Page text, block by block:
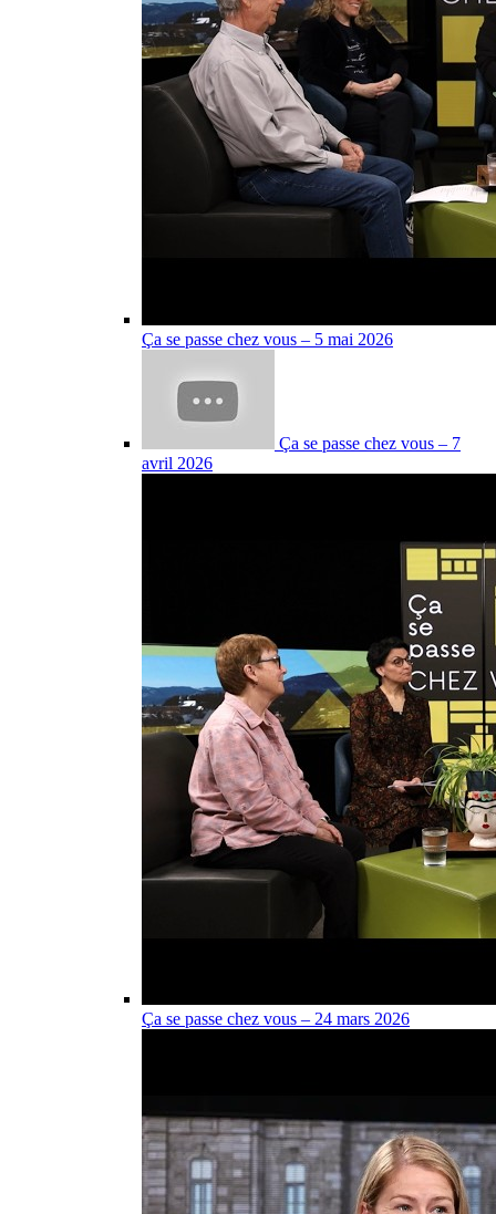
Ça se passe chez vous – 5 mai 2026
Ça se passe chez vous – 7
avril 2026
Ça se passe chez vous – 24 mars 2026